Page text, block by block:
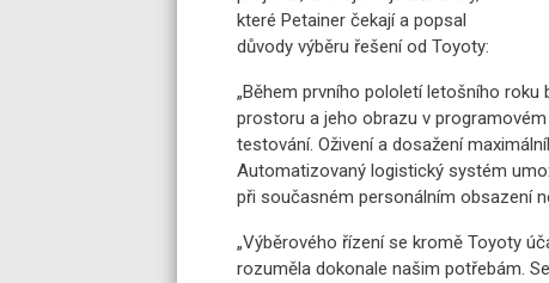
které Petainer čekají a popsal
důvody výběru řešení od Toyoty:
„Během prvního pololetí letošního
prostoru a jeho obrazu v
testování. Oživení a dosažení
Automatizovaný logistický systém
při současném personálním obsazení
„Výběrového řízení se kromě Toyoty
rozuměla dokonale našim potřebám.